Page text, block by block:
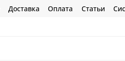
Доставка Оплата Статьи